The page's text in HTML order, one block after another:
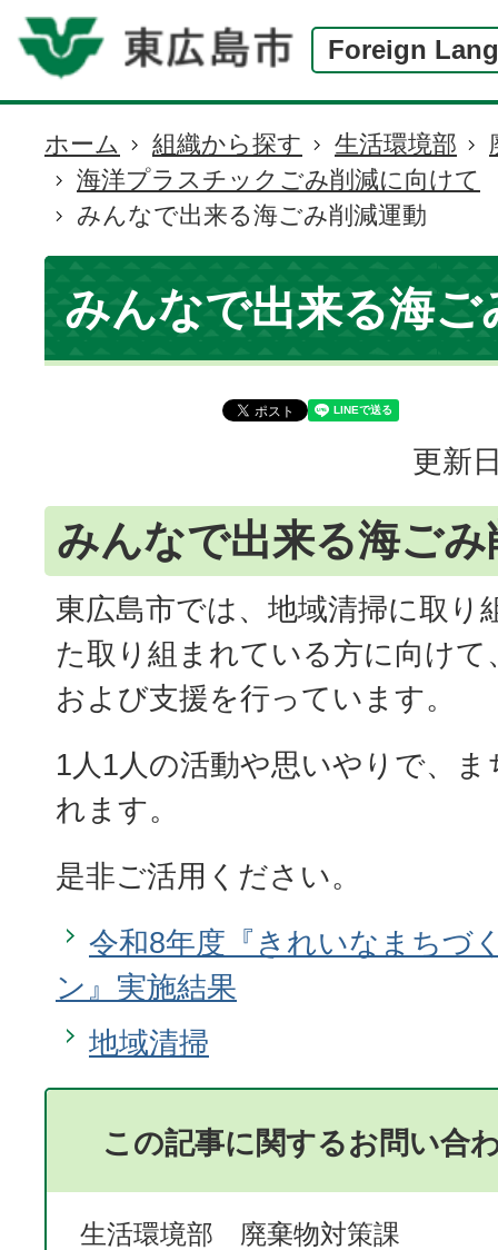
Foreign
現
在
の
位
ホーム 組織から探す 生活環境部
海洋プラスチックごみ削減に向けて
みんなで出来る海ごみ削減運動
みんなで出来る海ご
更新
みんなで出来る海ごみ
東広島市では、地域清掃に取り
た取り組まれている方に向け
および支援を行っています。
1人1人の活動や思いやりで、
れます。
是非ご活用ください。
令和8年度『きれいなまちづ
ン』実施結果
地域清掃
この記事に関するお問い合
生活環境部 廃棄物対策課